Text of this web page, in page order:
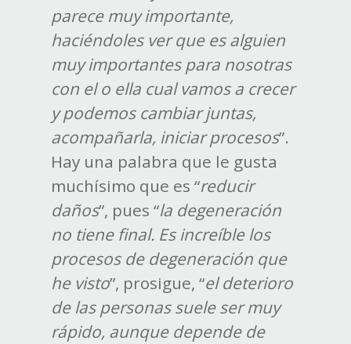
parece muy importante,
haciéndoles ver que es alguien
muy importantes para nosotras
con el o ella cual vamos a crecer
y podemos cambiar juntas,
acompañarla, iniciar procesos”.
Hay una palabra que le gusta
muchísimo que es “reducir
daños”, pues “la degeneración
no tiene final. Es increíble los
procesos de degeneración que
he visto”, prosigue, “el deterioro
de las personas suele ser muy
rápido, aunque depende de